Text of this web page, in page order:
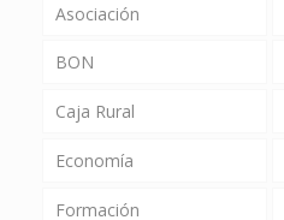
Asociación
BON
Caja Rural
Economía
Formación